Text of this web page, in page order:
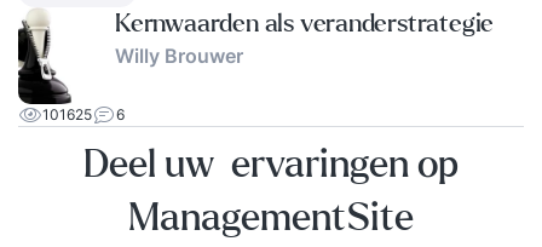
Kernwaarden als veranderstrategie
Willy Brouwer
101625 6
Deel uw ervaringen op
ManagementSite